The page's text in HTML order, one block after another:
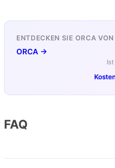
ENTDECKEN SIE ORCA
ORCA →
FAQ